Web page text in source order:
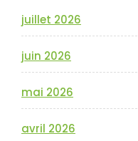
juillet 2026
juin 2026
mai 2026
avril 2026